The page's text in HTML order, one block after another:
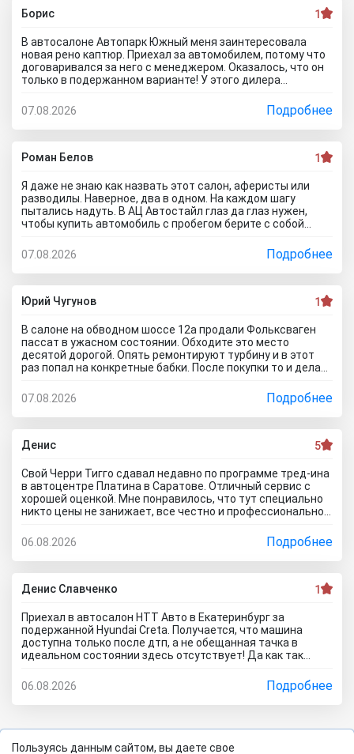
Борис 1
В автосалоне Автопарк Южный меня заинтересовала
новая рено каптюр. Приехал за автомобилем, потому что
договаривался за него с менеджером. Оказалось, что он
только в подержанном варианте! У этого дилера
советовал бы вам приезжать в этот автоцентр на
Гражданскую 1Д в Ставрополь, потому что это наглый
обман! Они только на сайте большой автосалон с
шикарными ценами, на деле мелкая шарашка разводящая
покупателей.
07.08.2026 Подробнее
Роман Белов 1
Я даже не знаю как назвать этот салон, аферисты или
разводилы. Наверное, два в одном. На каждом шагу
пытались надуть. В АЦ Автостайл глаз да глаз нужен,
чтобы купить автомобиль с пробегом берите с собой
еще юриста захватите. Менеджер вообще никак не давал
осмотреть авто. Ни капот открыть, ни в салон сесть, ни
днище глянуть. Попросил документы и то вместо них
ксерокопии принес. Мне даже смешно стало. Может по
картинкам тачку выбирать будем? Как я его не убеждал,
настаивать больше не стал, но очень интересно было, а
если бы я 5 тачек осмотреть захотел, на все 5 договора
бы писали? Бред полнейший..хорошо что в Челябинске
есть куча других автосалонов и этот с лживый автоцентр
можно спокойно объехать стороной.
07.08.2026 Подробнее
Юрий Чугунов 1
В салоне на обводном шоссе 12а продали Фольксваген
пассат в ужасном состоянии. Обходите это место
десятой дорогой. Опять ремонтируют турбину и в этот
раз попал на конкретные бабки. После покупки то и делаю,
что все с машиной идеально, а сейчас ничего не могу
сделать по гарантийному ремонту. Аферисты хреновы! Я
когда спрашивают где купить автомобиль в Тольятти
говорю - где угодно но не в автосалоне М-Авто!
07.08.2026 Подробнее
Денис 5
Свой Черри Тигго сдавал недавно по программе тред-ина
в автоцентре Платина в Саратове. Отличный сервис с
хорошей оценкой. Мне понравилось, что тут специально
никто цены не занижает, все честно и профессионально.
предложили подготовку провести тут в салоне. Для
клиента это важно, самому возиться не надо. Сделали
все быстро и поставили нормальную цену. Теперь буду
ждать , пока тачку продадут, не сомневаюсь , что быстро
справятся так как тут работают профессионалы.
06.08.2026 Подробнее
Денис Славченко 1
Приехал в автосалон НТТ Авто в Екатеринбург за
подержанной Hyundai Creta. Получается, что машина
доступна только после дтп, а не обещанная тачка в
идеальном состоянии здесь отсутствует! Да как так
почти не ездила! Я ушел из салона, потому что мне такой
расклад не подходит. Битое авто я могу купить и с рук и
намного дешевле, чем тут... Сожаления только о
если бы я почитал отзывы об автоцентре Нтт авто до
того как решусь на поездку к ним на ул. Селькоровская
06.08.2026 Подробнее
Пользуясь данным сайтом, вы даете свое